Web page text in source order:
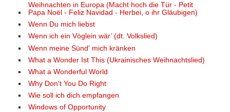
Weihnachten in Europa (Macht hoch die Tür - Petit
Papa Noël - Feliz Navidad - Herbei, o ihr Gläubigen)
Wenn Du mich liebst
Wenn ich ein Vöglein wär’ (dt. Volkslied)
Wenn meine Sünd' mich kränken
What a Wonder Ist This (Ukrainisches Weihnachtslied)
What a Wonderful World
Why Don't You Do Right
Wie soll ich dich empfangen
Windows of Opportunity